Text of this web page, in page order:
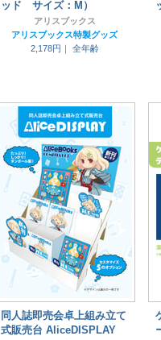
ッド サイズ：M）
アリスブックス
アリスブックス特製グッズ
2,178円｜
全年齢
同人誌即売会卓上組み立て
式販売台 AliceDISPLAY